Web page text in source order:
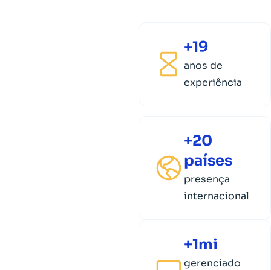
+19
anos de
experiência
+20
países
presença
internacional
+1mi
gerenciado